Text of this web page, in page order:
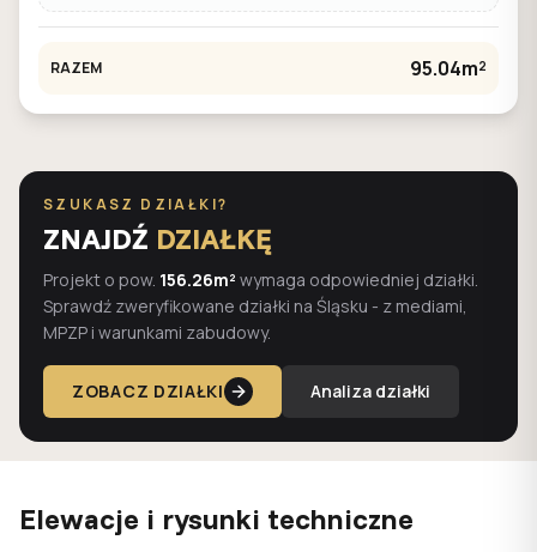
RAZEM 95.04m²
SZUKASZ DZIAŁKI?
ZNAJDŹ DZIAŁKĘ
Projekt o pow. 156.26m² wymaga odpowiedniej działki.
Sprawdź zweryfikowane działki na Śląsku - z mediami,
MPZP i warunkami zabudowy.
ZOBACZ DZIAŁKI Analiza działki
Elewacje i rysunki techniczne